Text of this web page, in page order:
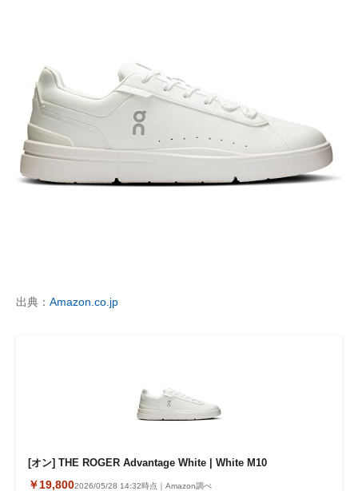
出典： Amazon.co.jp
[オン] THE ROGER Advantage White | White M10
￥19,8002026/05/28 14:32時点｜Amazon調べ